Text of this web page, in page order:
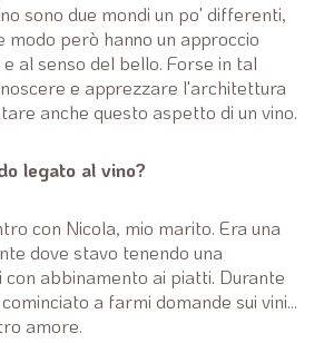
sono due mondi un po' differenti,
modo però hanno un approccio
al senso del bello. Forse in tal
e apprezzare l'architettura
anche questo aspetto di un vino.
legato al vino?
con Nicola, mio marito. Era una
dove stavo tenendo una
con abbinamento ai piatti. Durante
a farmi domande sui vini...
amore.